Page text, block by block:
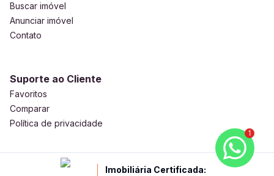
Buscar imóvel
Anunciar imóvel
Contato
Suporte ao Cliente
Favoritos
Comparar
Política de privacidade
Imobiliária Certificada:
1